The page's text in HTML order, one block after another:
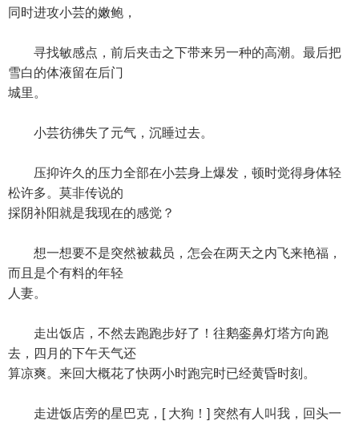
同时进攻小芸的嫩鲍，
寻找敏感点，前后夹击之下带来另一种的高潮。最后把
雪白的体液留在后门
城里。
小芸彷彿失了元气，沉睡过去。
压抑许久的压力全部在小芸身上爆发，顿时觉得身体轻
松许多。莫非传说的
採阴补阳就是我现在的感觉？
想一想要不是突然被裁员，怎会在两天之内飞来艳福，
而且是个有料的年轻
人妻。
走出饭店，不然去跑跑步好了！往鹅銮鼻灯塔方向跑
去，四月的下午天气还
算凉爽。来回大概花了快两小时跑完时已经黄昏时刻。
走进饭店旁的星巴克，[ 大狗！] 突然有人叫我，回头一